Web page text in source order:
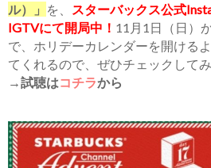
ル）」 を、
スターバックス公式
IGTVにて開局中！ 11月1日（日）
で、ホリデーカレンダーを開ける
てくれるので、ぜひチェックして
→試聴はコチラから